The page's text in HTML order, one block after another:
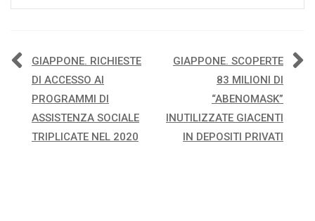
Navigazione
articoli
GIAPPONE. RICHIESTE
DI ACCESSO AI
PROGRAMMI DI
ASSISTENZA SOCIALE
TRIPLICATE NEL 2020
GIAPPONE. SCOPERTE
83 MILIONI DI
“ABENOMASK”
INUTILIZZATE GIACENTI
IN DEPOSITI PRIVATI